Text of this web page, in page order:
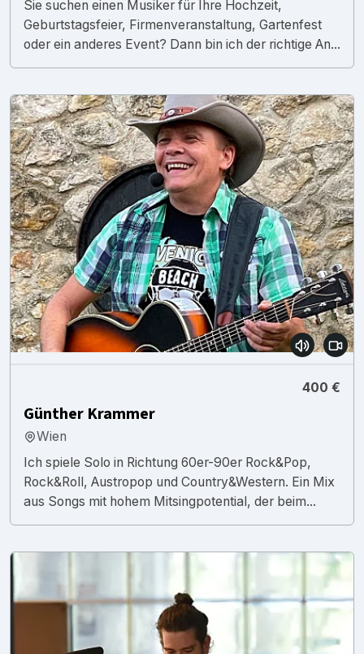
Sie suchen einen Musiker für Ihre Hochzeit,
Geburtstagsfeier, Firmenveranstaltung, Gartenfest
oder ein anderes Event? Dann bin ich der richtige An...
400 €
Günther Krammer
Wien
Ich spiele Solo in Richtung 60er-90er Rock&Pop,
Rock&Roll, Austropop und Country&Western. Ein Mix
aus Songs mit hohem Mitsingpotential, der beim...